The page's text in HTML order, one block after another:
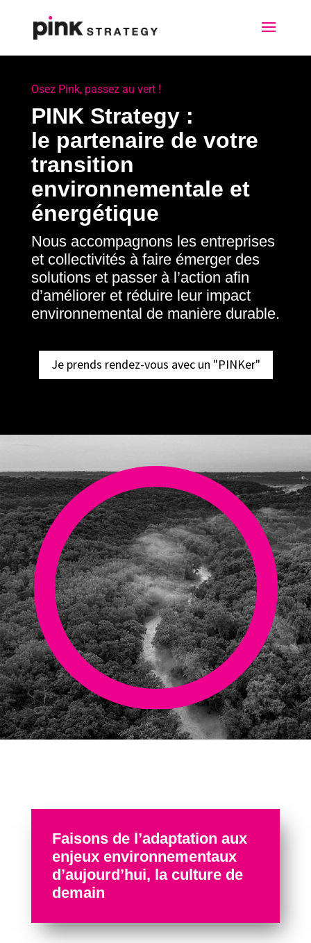
Osez Pink, passez au vert !
PINK Strategy :
le partenaire de votre
transition
environnementale et
énergétique
Nous accompagnons les entreprises
et collectivités à faire émerger des
solutions et passer à l’action afin
d’améliorer et réduire leur impact
environnemental de manière durable.
Je prends rendez-vous avec un "PINKer"
Faisons de l’adaptation aux
enjeux environnementaux
d’aujourd’hui, la culture de
demain